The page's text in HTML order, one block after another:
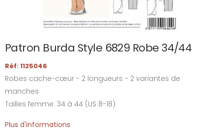
Patron Burda Style 6829 Robe 34/44
Réf: 1125046
Robes cache-cœur - 2 longueurs - 2 variantes de
manches
Tailles femme: 34 à 44 (US 8-18)
Plus d'informations